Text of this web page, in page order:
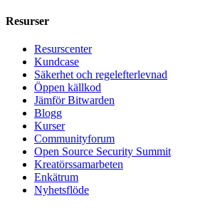
Resurser
Resurscenter
Kundcase
Säkerhet och regelefterlevnad
Öppen källkod
Jämför Bitwarden
Blogg
Kurser
Communityforum
Open Source Security Summit
Kreatörssamarbeten
Enkätrum
Nyhetsflöde